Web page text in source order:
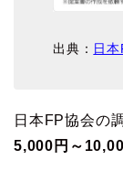
出典： 日
日本FP協会の
5,000円～